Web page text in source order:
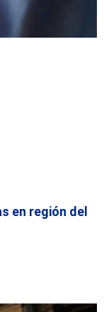
en región del